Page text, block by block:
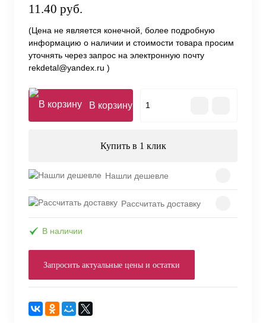
11.40 руб.
(Цена не является конечной, более подробную
информацию о наличии и стоимости товара просим
уточнять через запрос на электронную почту
rekdetal@yandex.ru )
В корзину
Купить в 1 клик
Нашли дешевле
Рассчитать доставку
В наличии
Запросить актуальные цены и остатки